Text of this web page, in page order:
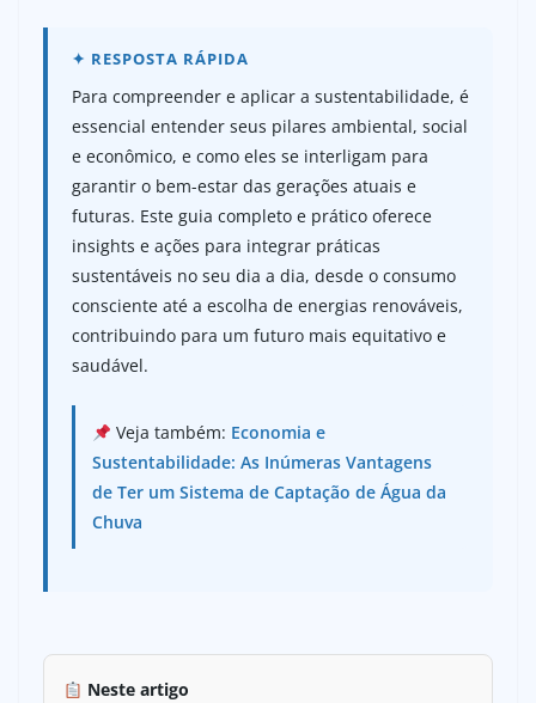
Para compreender e aplicar a sustentabilidade, é
essencial entender seus pilares ambiental, social
e econômico, e como eles se interligam para
garantir o bem-estar das gerações atuais e
futuras. Este guia completo e prático oferece
insights e ações para integrar práticas
sustentáveis no seu dia a dia, desde o consumo
consciente até a escolha de energias renováveis,
contribuindo para um futuro mais equitativo e
saudável.
Veja também: Economia e
Sustentabilidade: As Inúmeras Vantagens
de Ter um Sistema de Captação de Água da
Chuva
Neste artigo